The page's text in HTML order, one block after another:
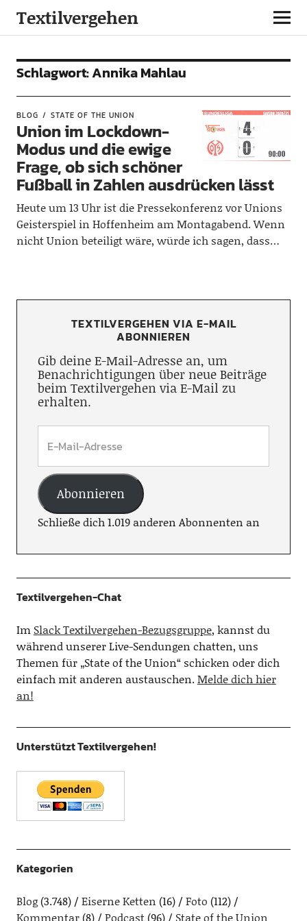
Textilvergehen
Schlagwort:Annika Mahlau
BLOG STATE OF THE UNION
Union im Lockdown-
Modus und die ewige
Frage, ob sich schöner
Fußball in Zahlen ausdrücken lässt
Heute um 13 Uhr ist die Pressekonferenz vor Unions
Geisterspiel in Hoffenheim am Montagabend. Wenn
nicht Union beteiligt wäre, würde ich sagen, dass…
TEXTILVERGEHEN VIA E-MAIL
ABONNIEREN
Gib deine E-Mail-Adresse an, um
Benachrichtigungen über neue Beiträge
beim Textilvergehen via E-Mail zu
erhalten.
Abonnieren
Schließe dich 1.019 anderen Abonnenten an
Textilvergehen-Chat
Im Slack Textilvergehen-Bezugsgruppe, kannst du
während unserer Live-Sendungen chatten, uns
Themen für „State of the Union“ schicken oder dich
einfach mit anderen austauschen.Melde dich hier
an!
Unterstützt Textilvergehen!
Kategorien
Blog(3.748) Eiserne Ketten (16) Foto (112)
Kommentar(8) Podcast(96) State of the Union